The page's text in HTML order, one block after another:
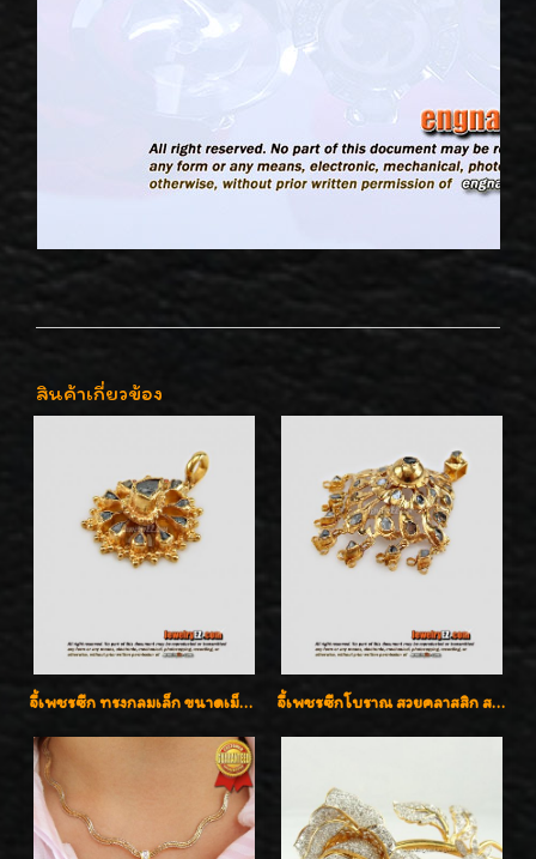
สินค้าเกี่ยวข้อง
จี้เพชรซีก ทรงกลมเล็ก ขนาดเม็ดกระดุม สวยๆ จี้เพชรซีกโบราณ สวยคลาสสิก สภาพสมบูรณ์สุดๆค่ะ